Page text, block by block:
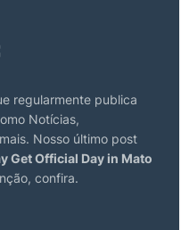
regularmente publica
Notícias,
Nosso último post
Get Official Day in Mato
confira.